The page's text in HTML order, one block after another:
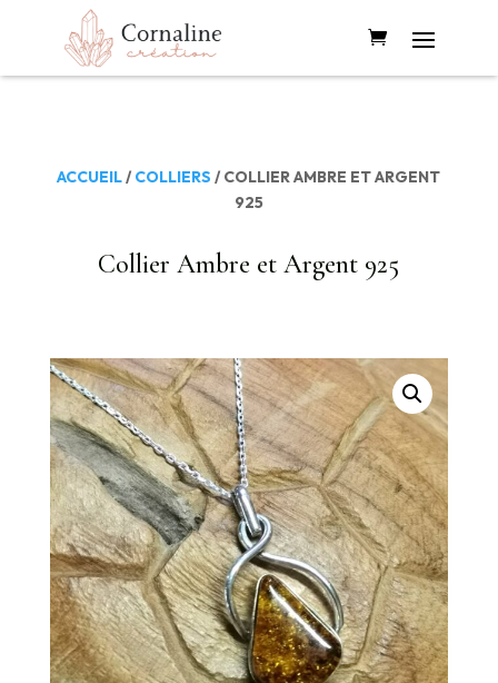
ACCUEIL/ COLLIERS / COLLIER AMBRE ET ARGENT
925
Collier Ambre et Argent 925